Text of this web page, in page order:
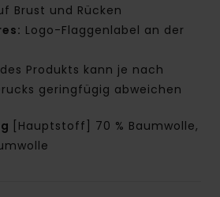
Brust und Rücken
Logo-Flaggenlabel an der
Produkts kann je nach
geringfügig abweichen
[Hauptstoff] 70 % Baumwolle,